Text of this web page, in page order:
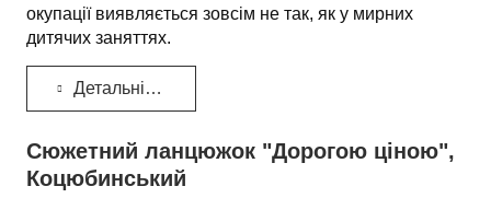
окупації виявляється зовсім не так, як у мирних
дитячих заняттях.
Детальніше...
Сюжетний ланцюжок "Дорогою ціною",
Коцюбинський